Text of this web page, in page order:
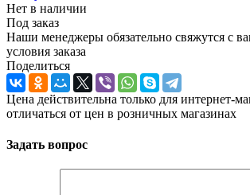
Нет в наличии
Под заказ
Наши менеджеры обязательно свяжутся с
условия заказа
Поделиться
Цена действительна только для интернет-
отличаться от цен в розничных магазинах
Задать вопрос